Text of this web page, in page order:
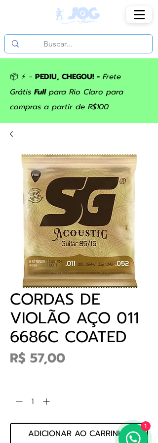
📦 ⚡ - PEDIU, CHEGOU! - Frete
Grátis Fullpara Rio Claro para
compras a partir de R$100
CORDAS DE
VIOLÃO AÇO 011
6686C COATED
R$ 57,00Preço
ADICIONAR AO CARRINHO
1